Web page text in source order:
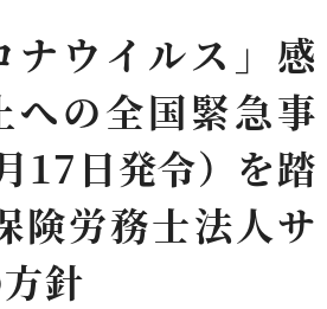
ナウイルス」感
への全国緊急事
17日発令）を踏
険労務士法人サ
針